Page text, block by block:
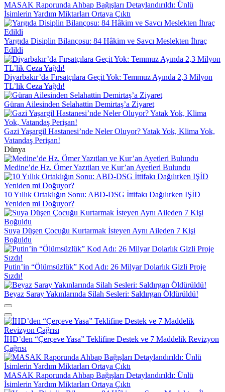
MASAK Raporunda Ahbap Bağışları Detaylandırıldı: Ünlü
İsimlerin Yardım Miktarları Ortaya Çıktı
Yargıda Disiplin Bilançosu: 84 Hâkim ve Savcı Meslekten İhraç
Edildi
Diyarbakır’da Fırsatçılara Geçit Yok: Temmuz Ayında 2,3 Milyon
TL’lik Ceza Yağdı!
Güran Ailesinden Selahattin Demirtaş’a Ziyaret
Gazi Yaşargil Hastanesi’nde Neler Oluyor? Yatak Yok, Klima Yok,
Vatandaş Perişan!
Dünya
Medine’de Hz. Ömer Yazıtları ve Kur’an Ayetleri Bulundu
10 Yıllık Ortaklığın Sonu: ABD-DSG İttifakı Dağılırken IŞİD
Yeniden mi Doğuyor?
Suya Düşen Çocuğu Kurtarmak İsteyen Aynı Aileden 7 Kişi
Boğuldu
Putin’in “Ölümsüzlük” Kod Adı: 26 Milyar Dolarlık Gizli Proje
Sızdı!
Beyaz Saray Yakınlarında Silah Sesleri: Saldırgan Öldürüldü!
İHD’den “Çerçeve Yasa” Teklifine Destek ve 7 Maddelik Revizyon
Çağrısı
MASAK Raporunda Ahbap Bağışları Detaylandırıldı: Ünlü
İsimlerin Yardım Miktarları Ortaya Çıktı